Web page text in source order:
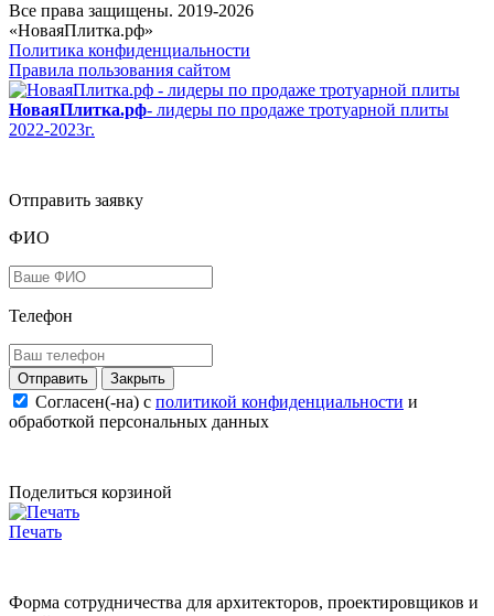
Все права защищены. 2019-2026
«НоваяПлитка.рф»
Политика конфиденциальности
Правила пользования сайтом
НоваяПлитка.рф- лидеры по продаже тротуарной плиты
2022-2023г.
Отправить заявку
ФИО
Телефон
Закрыть
Согласен(-на) c политикой конфиденциальности и
обработкой персональных данных
Поделиться корзиной
Печать
Форма сотрудничества для архитекторов, проектировщиков и